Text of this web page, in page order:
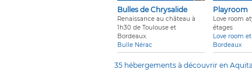
Bulles de Chrysalide
Renaissance au château à
1h30 de Toulouse et
Bordeaux.
Bulle Nérac
Playroom
Love room
étages
Love room
Bordeaux
35 hébergements à découvrir en